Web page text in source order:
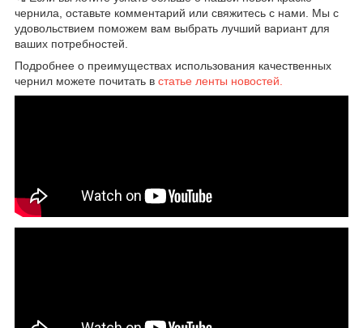
чернила, оставьте комментарий или свяжитесь с нами. Мы с
удовольствием поможем вам выбрать лучший вариант для
ваших потребностей.
Подробнее о преимуществах использования качественных
чернил можете почитать в статье ленты новостей.